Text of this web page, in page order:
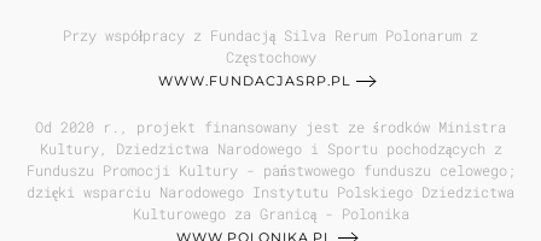
Przy współpracy z Fundacją Silva Rerum Polonarum z
Częstochowy
WWW.FUNDACJASRP.PL
Od 2020 r., projekt finansowany jest ze środków Ministra
Kultury, Dziedzictwa Narodowego i Sportu pochodzących z
Funduszu Promocji Kultury - państwowego funduszu celowego;
dzięki wsparciu Narodowego Instytutu Polskiego Dziedzictwa
Kulturowego za Granicą - Polonika
WWW.POLONIKA.PL